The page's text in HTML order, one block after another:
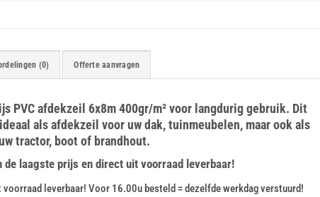
(0) Offerte aanvragen
PVC afdekzeil 6x8m 400gr/m² voor langdurig gebruik. Dit
als afdekzeil voor uw dak, tuinmeubelen, maar ook als
tractor, boot of brandhout.
laagste prijs en direct uit voorraad leverbaar!
leverbaar! Voor 16.00u besteld = dezelfde werkdag verstuurd!